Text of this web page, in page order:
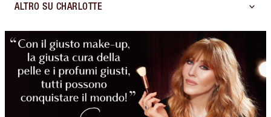
ALTRO SU CHARLOTTE